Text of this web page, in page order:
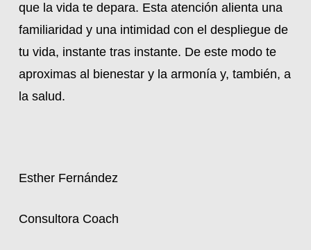
que la vida te depara. Esta atención alienta una
familiaridad y una intimidad con el despliegue de
tu vida, instante tras instante. De este modo te
aproximas al bienestar y la armonía y, también, a
la salud.
Esther Fernández
Consultora Coach